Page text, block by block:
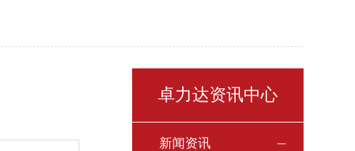
卓力达资讯中心
新闻资讯